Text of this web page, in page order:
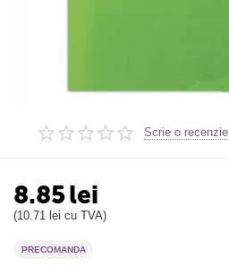
Scrie o recenzie
8.85lei
(10.71 lei cu TVA)
PRECOMANDA